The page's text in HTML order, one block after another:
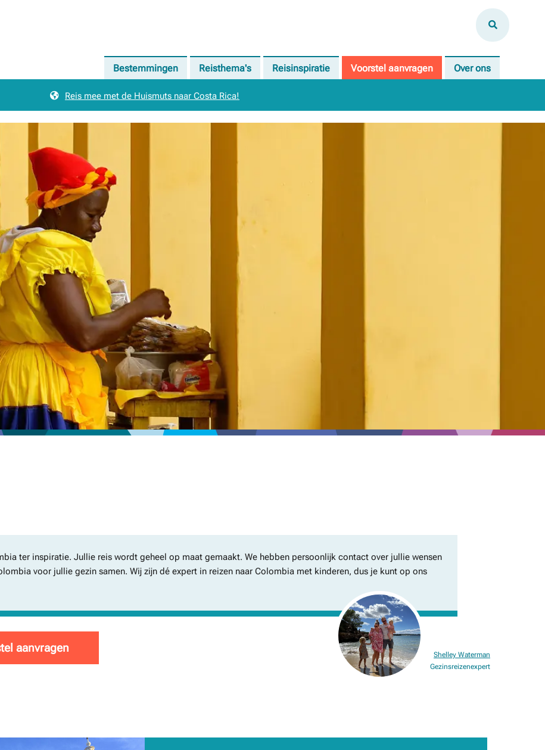
Bestemmingen Reisthema's Reisinspiratie Voorstel aanvragen Over ons
Reis mee met de Huismuts naar Costa Rica!
ter inspiratie. Jullie reis wordt geheel op maat gemaakt. We hebben persoonlijk contact over jullie wensen
voor jullie gezin samen. Wij zijn dé expert in reizen naar Colombia met kinderen, dus je kunt op ons
aanvragen
Shelley Waterman
Gezinsreizenexpert